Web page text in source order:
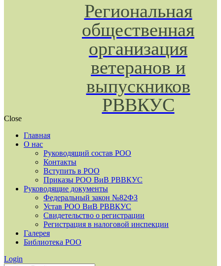
Региональная
общественная
организация
ветеранов и
выпускников
РВВКУС
Close
Главная
О нас
Руководящий состав РОО
Контакты
Вступить в РОО
Приказы РОО ВиВ РВВКУС
Руководящие документы
Федеральный закон №82ФЗ
Устав РОО ВиВ РВВКУС
Свидетельство о регистрации
Регистрация в налоговой инспекции
Галерея
Библиотека РОО
Login